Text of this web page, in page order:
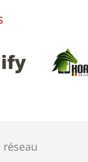
Afbeelding
réseau